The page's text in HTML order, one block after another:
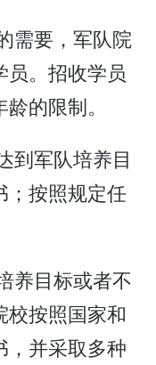
需要，军队院
员。招收学员
的限制。
到军队培养目
；按照规定任
养目标或者不
校按照国家和
，并采取多种